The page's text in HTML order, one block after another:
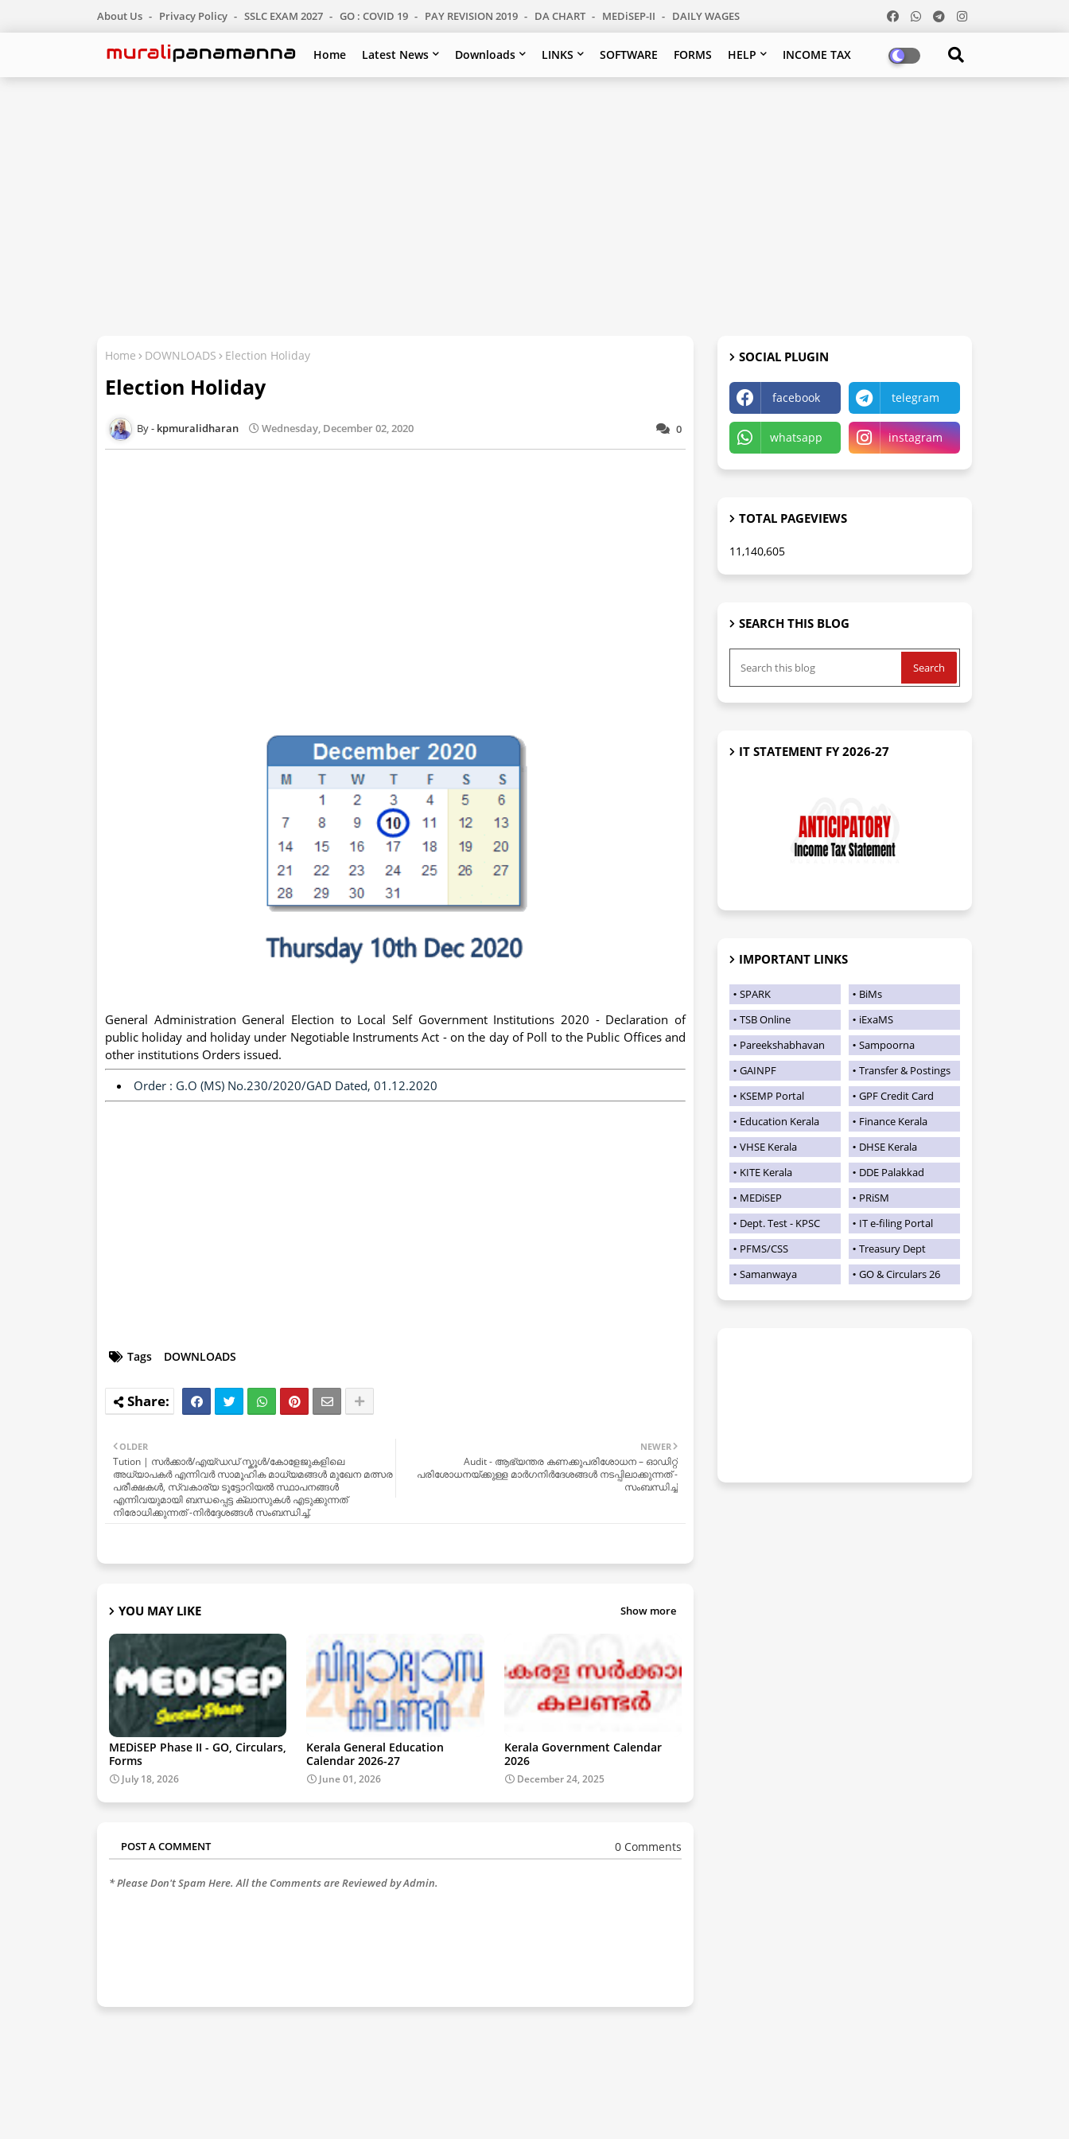
About Us Privacy Policy SSLC EXAM 2027 GO : COVID 19 PAY REVISION 2019 DA CHART MEDiSEP-II DAILY WAGES
Home Latest News Downloads LINKS SOFTWARE FORMS HELP INCOME TAX
Home DOWNLOADS Election Holiday
Election Holiday
0
kpmuralidharan Wednesday, December 02, 2020
General Administration General Election to Local Self Government Institutions 2020 - Declaration of
public holiday and holiday under Negotiable Instruments Act - on the day of Poll to the Public Offices and
other institutions Orders issued.
Order : G.O (MS) No.230/2020/GAD Dated, 01.12.2020
Tags DOWNLOADS
NEWER
Audit - ആഭ്യന്തര കണക്കുപരിശോധന – ഓഡിറ്റ്‌
പരിശോധനയ്ക്കുള്ള മാർഗനിർദേശങ്ങൾ നടപ്പിലാക്കുന്നത് -
സംബന്ധിച്ച്
OLDER
Tution | സർക്കാർ/എയ്ഡഡ് സ്കൂൾ/കോളേജുകളിലെ
അധ്യാപകർ എന്നിവർ സാമൂഹിക മാധ്യമങ്ങൾ മുഖേന മത്സര
പരീക്ഷകൾ, സ്വകാര്യ ടൂട്ടോറിയൽ സ്ഥാപനങ്ങൾ
എന്നിവയുമായി ബന്ധപ്പെട്ട ക്ലാസുകൾ എടുക്കുന്നത്
നിരോധിക്കുന്നത് -നിർദ്ദേശങ്ങൾ സംബന്ധിച്ച്.
YOU MAY LIKE Show more
MEDiSEP Phase II - GO, Circulars,
Forms
July 18, 2026
Kerala General Education
Calendar 2026-27
June 01, 2026
Kerala Government Calendar
2026
December 24, 2025
POST A COMMENT 0 Comments
* Please Don't Spam Here. All the Comments are Reviewed by Admin.
SOCIAL PLUGIN
facebook telegram
whatsapp instagram
TOTAL PAGEVIEWS
11,140,605
SEARCH THIS BLOG
IT STATEMENT FY 2026-27
IMPORTANT LINKS
SPARK
BiMs
TSB Online
iExaMS
Pareekshabhavan
Sampoorna
GAINPF
Transfer & Postings
KSEMP Portal
GPF Credit Card
Education Kerala
Finance Kerala
VHSE Kerala
DHSE Kerala
KITE Kerala
DDE Palakkad
MEDiSEP
PRiSM
Dept. Test - KPSC
IT e-filing Portal
PFMS/CSS
Treasury Dept
Samanwaya
GO & Circulars 26